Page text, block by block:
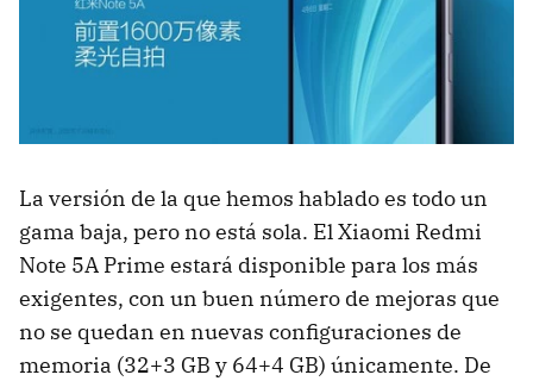
La versión de la que hemos hablado es todo un
gama baja, pero no está sola. El Xiaomi Redmi
Note 5A Prime estará disponible para los más
exigentes, con un buen número de mejoras que
no se quedan en nuevas configuraciones de
memoria (32+3 GB y 64+4 GB) únicamente. De